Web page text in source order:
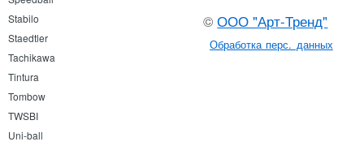
Stabilo
Staedtler
Tachikawa
Tintura
Tombow
TWSBI
Uni-ball
©ООО "Арт-Тренд"
Обработка перс. данных